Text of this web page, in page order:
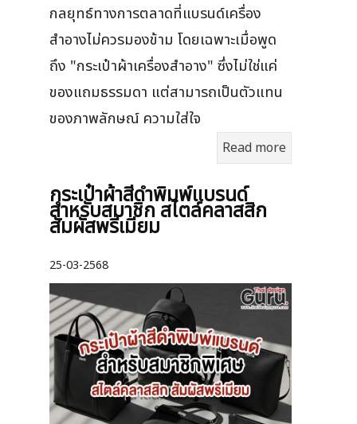
กลยุทธ์ทางการตลาดที่แบรนด์เครื่อง
สำอางไม่ควรมองข้าม โดยเฉพาะเมื่อพูด
ถึง "กระเป๋าผ้าเครื่องสำอาง" ซึ่งไม่ใช่แค่
ของแถมธรรมดา แต่สามารถเป็นตัวแทน
ของภาพลักษณ์ ความใส่ใจ
Read more
กระเป๋าผ้าสีดำพิมพ์แบรนด์
สำหรับสมาชิก สไตล์คลาสสิก
สัมผัสพรีเมียม
25-03-2568